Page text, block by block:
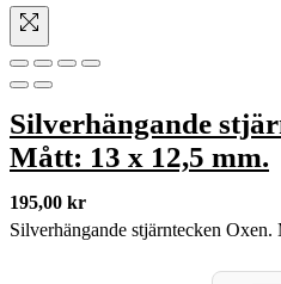
Silverhängande
Mått: 13 x 12,5 mm.
195,00 kr
Silverhängande stjärntecken